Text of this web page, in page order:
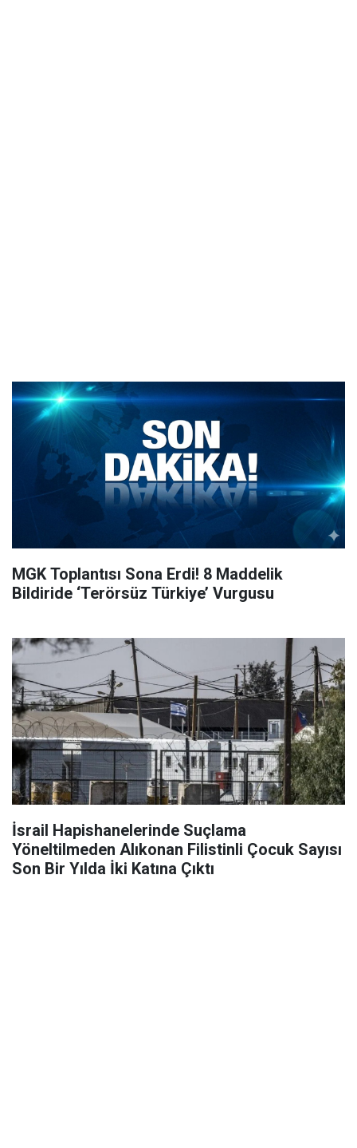
MGK Toplantısı Sona Erdi! 8 Maddelik
Bildiride ‘Terörsüz Türkiye’ Vurgusu
İsrail Hapishanelerinde Suçlama
Yöneltilmeden Alıkonan Filistinli Çocuk Sayısı
Son Bir Yılda İki Katına Çıktı